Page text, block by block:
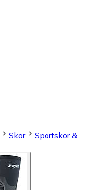
Skor
Sportskor &